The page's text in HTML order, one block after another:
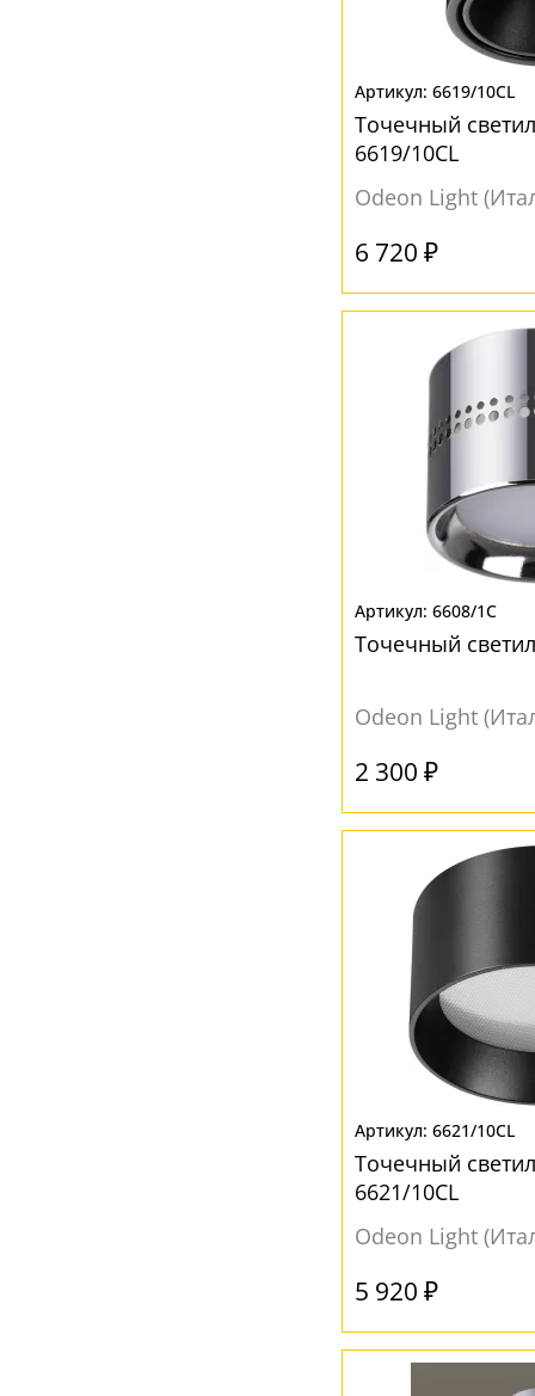
- бесплатно по России
- бесплатная доставка
6619/10CL
Точечный
6619/10CL
Odeon Light
6 720 ₽
6608/1C
Точечный
Odeon Light
2 300 ₽
6621/10CL
Точечный
6621/10CL
Odeon Light
5 920 ₽